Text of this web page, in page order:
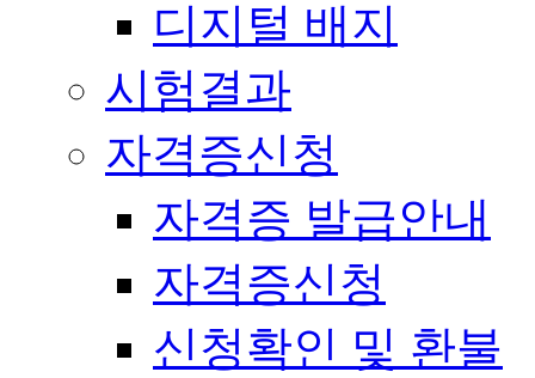
디지털 배지
시험결과
자격증신청
자격증 발급안내
자격증신청
신청확인 및 환불